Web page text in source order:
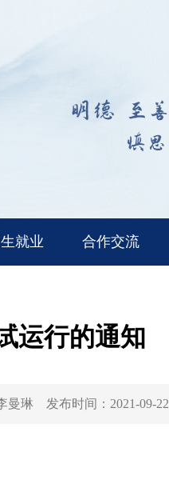
就业 合作交流
运行的通知
曼琳 发布时间： 2021-09-22